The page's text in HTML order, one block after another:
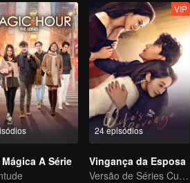
Mágica A Série
24 episódios
VIP
Vingança da Esposa
Versão de Séries Curtas “A Tentação de voltar para casa”